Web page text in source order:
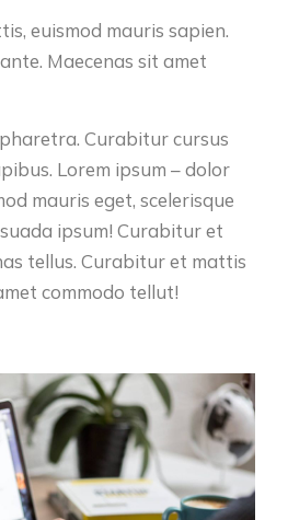
euismod mauris sapien.
Maecenas sit amet
Curabitur cursus
Lorem ipsum – dolor
mauris eget, scelerisque
ipsum! Curabitur et
tellus. Curabitur et mattis
commodo tellut!